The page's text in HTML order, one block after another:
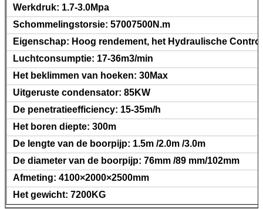
Werkdruk: 1.7-3.0Mpa
Schommelingstorsie: 57007500N.m
Eigenschap: Hoog rendement, het Hydraulische
Luchtconsumptie: 17-36m3/min
Het beklimmen van hoeken: 30Max
Uitgeruste condensator: 85KW
De penetratieefficiency: 15-35m/h
Het boren diepte: 300m
De lengte van de boorpijp: 1.5m /2.0m /3.0m
De diameter van de boorpijp: 76mm /89 mm/102mm
Afmeting: 4100×2000×2500mm
Het gewicht: 7200KG